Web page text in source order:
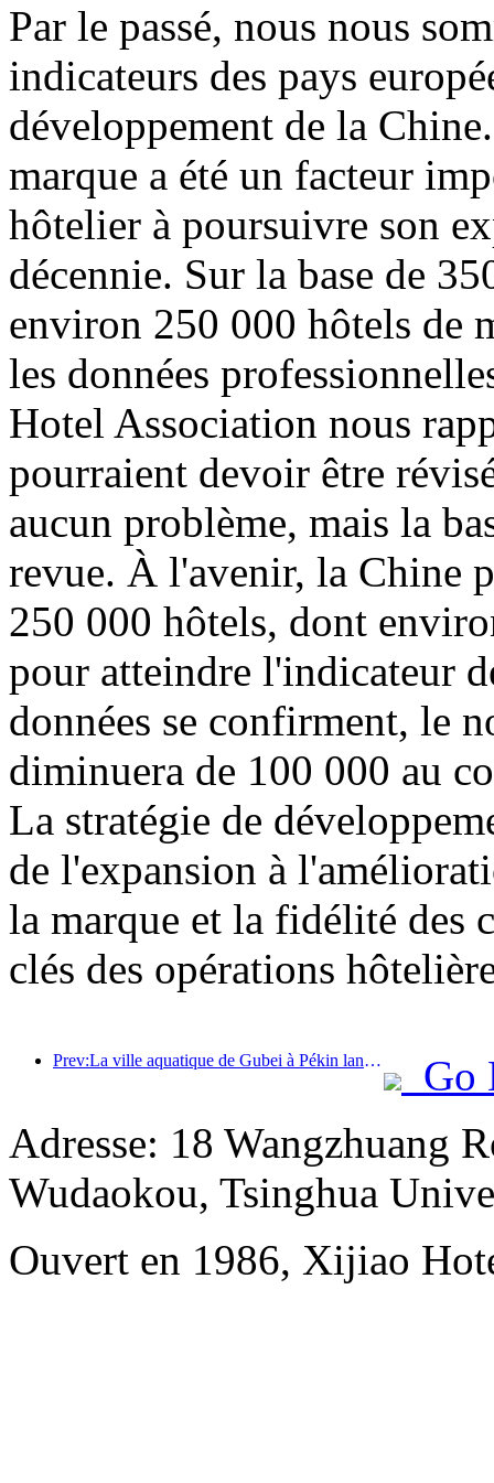
Par le passé, nous nous
indicateurs des pays
développement de la
marque a été un facteur
hôtelier à poursuivre son
décennie. Sur la base de
environ 250 000 hôtels de
les données
Hotel Association nous
pourraient devoir être
aucun problème, mais la
revue. À l'avenir, la Chine
250 000 hôtels, dont
pour atteindre l'indicateur
données se confirment, le
diminuera de 100 000 au
La stratégie de
de l'expansion à
la marque et la fidélité des
clés des opérations
Prev:La ville aquatique de Gubei à Pékin lance des réductions touristiques estivales
Go
Adresse: 18 Wangzhuang
Wudaokou, Tsinghua
Ouvert en 1986, Xijiao